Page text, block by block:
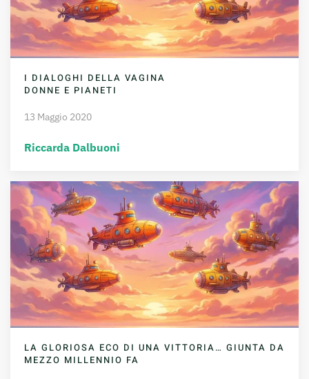
I DIALOGHI DELLA VAGINA
DONNE E PIANETI
13 Maggio 2020
Riccarda Dalbuoni
LA GLORIOSA ECO DI UNA VITTORIA… GIUNTA DA
MEZZO MILLENNIO FA